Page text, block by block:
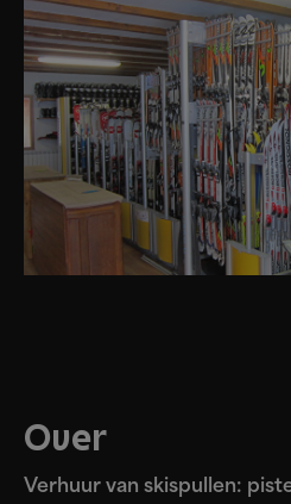
Over
Verhuur van skispullen: